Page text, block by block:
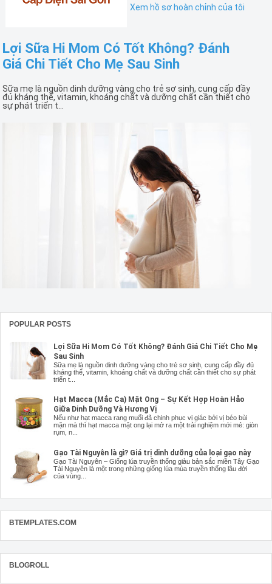
Xem hồ sơ hoàn chỉnh của tôi
Lợi Sữa Hi Mom Có Tốt Không? Đánh
Giá Chi Tiết Cho Mẹ Sau Sinh
Sữa mẹ là nguồn dinh dưỡng vàng cho trẻ sơ sinh, cung cấp đầy
đủ kháng thể, vitamin, khoáng chất và dưỡng chất cần thiết cho
sự phát triển t...
POPULAR POSTS
Lợi Sữa Hi Mom Có Tốt Không? Đánh Giá Chi Tiết Cho Mẹ
Sau Sinh
Sữa mẹ là nguồn dinh dưỡng vàng cho trẻ sơ sinh, cung cấp đầy đủ
kháng thể, vitamin, khoáng chất và dưỡng chất cần thiết cho sự phát
triển t...
Hạt Macca (Mắc Ca) Mật Ong – Sự Kết Hợp Hoàn Hảo
Giữa Dinh Dưỡng Và Hương Vị
Nếu như hạt macca rang muối đã chinh phục vị giác bởi vị béo bùi
mặn mà thì hạt macca mật ong lại mở ra một trải nghiệm mới mẻ: giòn
rụm, n...
Gạo Tài Nguyên là gì? Giá trị dinh dưỡng của loại gạo này
Gạo Tài Nguyên – Giống lúa truyền thống giàu bản sắc miền Tây Gạo
Tài Nguyên là một trong những giống lúa mùa truyền thống lâu đời
của vùng...
BTEMPLATES.COM
BLOGROLL